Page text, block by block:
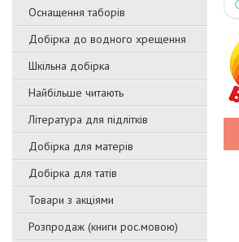
Оснащення таборів
Добірка до водного хрещення
Шкільна добірка
Найбільше читають
Література для підлітків
Добірка для матерів
Добірка для татів
Товари з акціями
Розпродаж (книги рос.мовою)